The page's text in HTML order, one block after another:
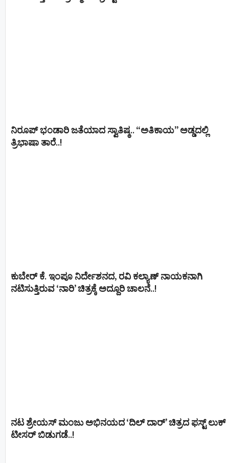
ನಿರೂಪ್ ಭಂಡಾರಿ ಜತೆಯಾದ ಸ್ವಾತಿಷ್ಠ.. “ಅತಿಕಾಯ” ಅಡ್ಡದಲ್ಲಿ
ತ್ರಿಭಾಷಾ ತಾರೆ..!
ಕುಬೇರ್ ಕೆ. ಇಂಪೂ ನಿರ್ದೇಶನದ, ರವಿ ಕಲ್ಯಾಣ್‍ ನಾಯಕನಾಗಿ
ನಟಿಸುತ್ತಿರುವ ‘ನಾರಿ’ ಚಿತ್ರಕ್ಕೆ ಅದ್ದೂರಿ ಚಾಲನೆ..!
ನಟ ಶ್ರೇಯಸ್ ಮಂಜು ಅಭಿನಯದ ‘ದಿಲ್ ದಾರ್’ ಚಿತ್ರದ ಫಸ್ಟ್ ಲುಕ್
ಟೀಸರ್ ಬಿಡುಗಡೆ..!